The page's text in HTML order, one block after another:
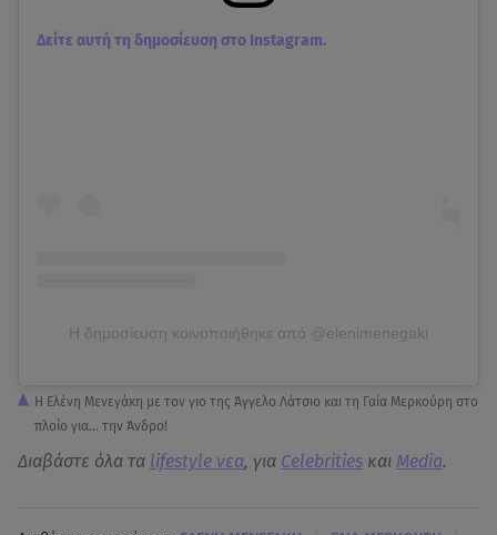
Δείτε αυτή τη δημοσίευση στο Instagram.
Η δημοσίευση κοινοποιήθηκε από @elenimenegaki
Η Ελένη Μενεγάκη με τον γιο της Άγγελο Λάτσιο και τη Γαία Μερκούρη στο
πλοίο για... την Άνδρο!
Διαβάστε όλα τα lifestyle νεα, για Celebrities και Media.